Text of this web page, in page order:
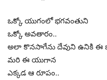
ఒక్కో యుగంలో భగవంతుని
ఒక్కో అవతారం..
అలా కొనసాగేను దేవుని ఉనికి ఈ
మరి ఈ యుగాన
ఎక్కడ ఆ రూపం..